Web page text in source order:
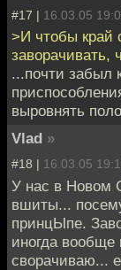
#17 | 16.03.05
>И чтобы край
заворачивать,
...почти забыл
выровнять
Vlad »
#18 | 16.03.05
У нас в Новом
вшиты...
принцЫпе.
иногда вообще
сворачиваю...